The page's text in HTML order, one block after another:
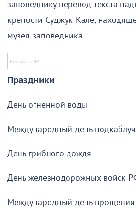
заповеднику перевод текста
крепости Суджук-Кале,
музея-заповедника
Праздники
День огненной воды
Международный день
День грибного дождя
День железнодорожных войск
Международный день